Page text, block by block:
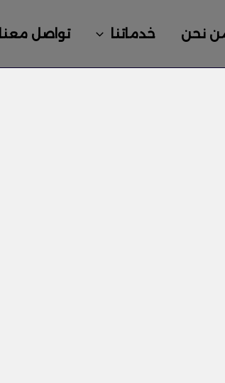
نحن خدماتنا تواصل معنا